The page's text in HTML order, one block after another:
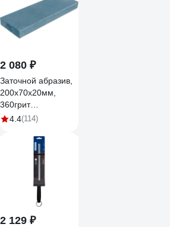
2 080 ₽
Заточной абразив,
200х70х20мм,
360грит
Петроградъ
4.4(114)
2 129 ₽